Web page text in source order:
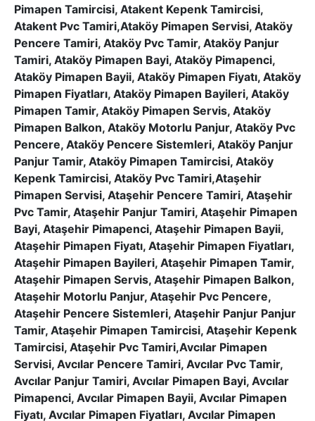
Pimapen Tamircisi, Atakent Kepenk Tamircisi,
Atakent Pvc Tamiri,Ataköy Pimapen Servisi, Ataköy
Pencere Tamiri, Ataköy Pvc Tamir, Ataköy Panjur
Tamiri, Ataköy Pimapen Bayi, Ataköy Pimapenci,
Ataköy Pimapen Bayii, Ataköy Pimapen Fiyatı, Ataköy
Pimapen Fiyatları, Ataköy Pimapen Bayileri, Ataköy
Pimapen Tamir, Ataköy Pimapen Servis, Ataköy
Pimapen Balkon, Ataköy Motorlu Panjur, Ataköy Pvc
Pencere, Ataköy Pencere Sistemleri, Ataköy Panjur
Panjur Tamir, Ataköy Pimapen Tamircisi, Ataköy
Kepenk Tamircisi, Ataköy Pvc Tamiri,Ataşehir
Pimapen Servisi, Ataşehir Pencere Tamiri, Ataşehir
Pvc Tamir, Ataşehir Panjur Tamiri, Ataşehir Pimapen
Bayi, Ataşehir Pimapenci, Ataşehir Pimapen Bayii,
Ataşehir Pimapen Fiyatı, Ataşehir Pimapen Fiyatları,
Ataşehir Pimapen Bayileri, Ataşehir Pimapen Tamir,
Ataşehir Pimapen Servis, Ataşehir Pimapen Balkon,
Ataşehir Motorlu Panjur, Ataşehir Pvc Pencere,
Ataşehir Pencere Sistemleri, Ataşehir Panjur Panjur
Tamir, Ataşehir Pimapen Tamircisi, Ataşehir Kepenk
Tamircisi, Ataşehir Pvc Tamiri,Avcılar Pimapen
Servisi, Avcılar Pencere Tamiri, Avcılar Pvc Tamir,
Avcılar Panjur Tamiri, Avcılar Pimapen Bayi, Avcılar
Pimapenci, Avcılar Pimapen Bayii, Avcılar Pimapen
Fiyatı, Avcılar Pimapen Fiyatları, Avcılar Pimapen